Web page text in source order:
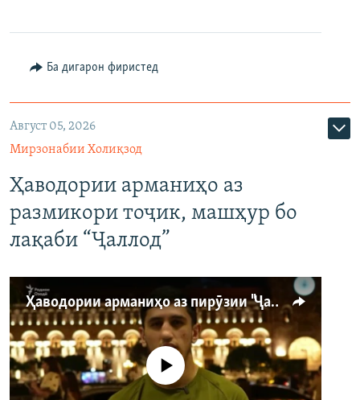
Ба дигарон фиристед
Август 05, 2026
Мирзонабии Холиқзод
Ҳаводории арманиҳо аз
размикори тоҷик, машҳур бо
лақаби “Ҷаллод”
Ҳаводории арманиҳо аз пирӯзии "Ҷаллод"-и тоҷик
Феълан кор намекунад